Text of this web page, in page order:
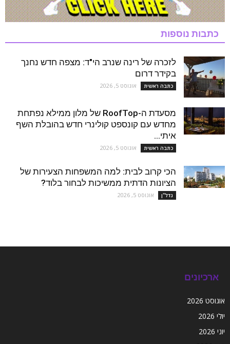
כתבות נוספות
לזכרה של רינה שנרב הי"ד: מצפה חדש נחנך
בקידר דרום
כתבה ראשית אוגוסט 5, 2026
מסעדת ה-RoofTop של מלון ממילא נפתחת
מחדש עם קונספט קולינרי חדש בהובלת השף
איתי...
כתבה ראשית אוגוסט 5, 2026
הכי קרוב לבית: למה המשפחות הצעירות של
הציונות הדתית ממשיכות לבחור בלוד?
נדל''ן אוגוסט 5, 2026
ארכיונים
אוגוסט 2026
יולי 2026
יוני 2026